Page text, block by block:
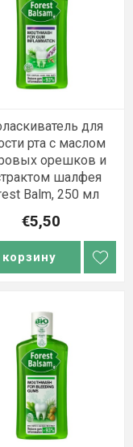
для
рта с маслом
орешков и
шалфея
Balm, 250 мл
€5,50